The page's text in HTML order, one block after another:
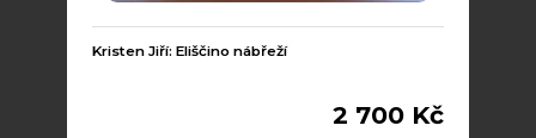
Kristen Jiří: Eliščino nábřeží
2 700 Kč